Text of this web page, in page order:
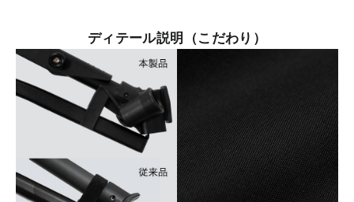
ディテール説明（こだわり）